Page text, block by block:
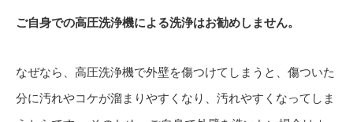
ご自身での高圧洗浄機による洗浄はお勧めしません。
なぜなら、高圧洗浄機で外壁を傷つけてしまうと、傷ついた
分に汚れやコケが溜まりやすくなり、汚れやすくなってしま